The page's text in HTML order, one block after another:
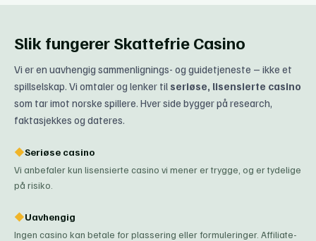
Slik fungerer Skattefrie Casino
Vi er en uavhengig sammenlignings- og guidetjeneste – ikke et
spillselskap. Vi omtaler og lenker til seriøse, lisensierte casino
som tar imot norske spillere. Hver side bygger på research,
faktasjekkes og dateres.
◆Seriøse casino
Vi anbefaler kun lisensierte casino vi mener er trygge, og er tydelige
på risiko.
◆Uavhengig
Ingen casino kan betale for plassering eller formuleringer. Affiliate-